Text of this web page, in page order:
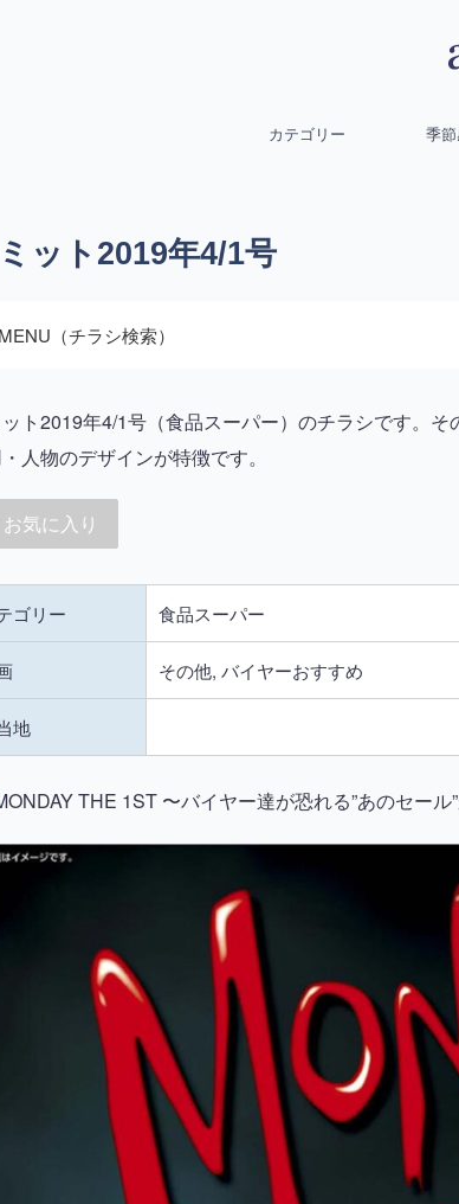
カテゴリー 季
ット2019年4/1号
（チラシ検索）
ト2019年4/1号（食品スーパー）のチラシです。
人物のデザインが特徴です。
お気に入り
ゴリー 食品スーパー
その他, バイヤーおすすめ
地
THE 1ST 〜バイヤー達が恐れる”あのセ